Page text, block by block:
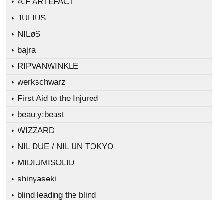
JULIUS
NILøS
bajra
RIPVANWINKLE
werkschwarz
First Aid to the Injured
beauty:beast
WIZZARD
NIL DUE / NIL UN TOKYO
MIDIUMISOLID
shinyaseki
blind leading the blind